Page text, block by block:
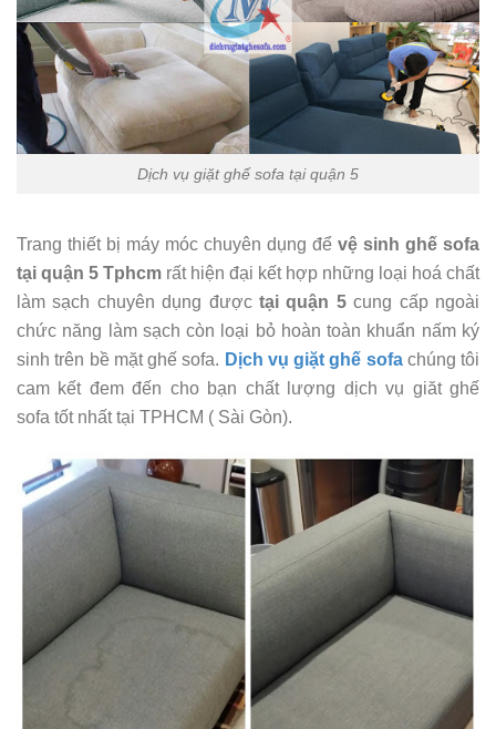
Dịch vụ giặt ghế sofa tại quận 5
Trang thiết bị máy móc chuyên dụng để vệ sinh ghế sofa
tại quận 5 Tphcm rất hiện đại kết hợp những loại hoá chất
làm sạch chuyên dụng đượctại quận 5cung cấp ngoài
chức năng làm sạch còn loại bỏ hoàn toàn khuẩn nấm ký
sinh trên bề mặt ghế sofa. Dịch vụ giặt ghế sofa chúng tôi
cam kết đem đến cho bạn chất lượng dịch vụ giăt ghế
sofa tốt nhất tại TPHCM ( Sài Gòn).